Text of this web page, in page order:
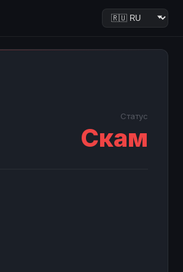
Статус
Скам